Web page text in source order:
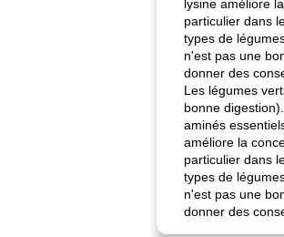
lysine améliore
particulier dans
types de
n'est pas une
donner des
Les légumes
bonne
aminés
améliore la
particulier dans
types de
n'est pas une
donner des